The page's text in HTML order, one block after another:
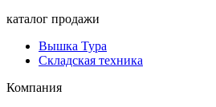
каталог продажи
Вышка Тура
Складская техника
Компания